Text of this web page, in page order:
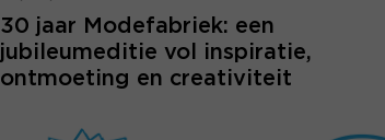
30 jaar Modefabriek: een
jubileumeditie vol inspiratie,
ontmoeting en creativiteit